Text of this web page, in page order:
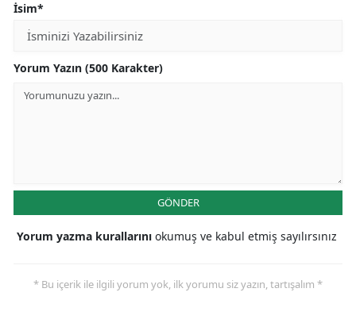
İsim*
Yorum Yazın (500 Karakter)
GÖNDER
Yorum yazma kurallarını okumuş ve kabul etmiş sayılırsınız
* Bu içerik ile ilgili yorum yok, ilk yorumu siz yazın, tartışalım *